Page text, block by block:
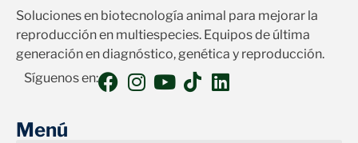
Soluciones en biotecnología animal para mejorar la
reproducción en multiespecies. Equipos de última
generación en diagnóstico, genética y reproducción.
Síguenos en:
Menú